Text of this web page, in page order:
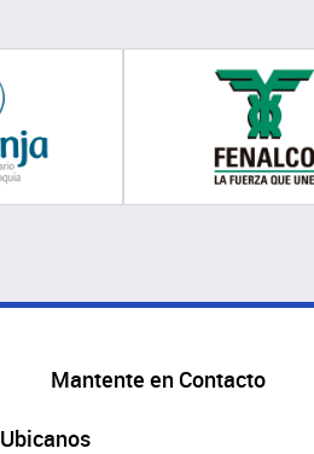
Mantente en Contacto
Ubicanos